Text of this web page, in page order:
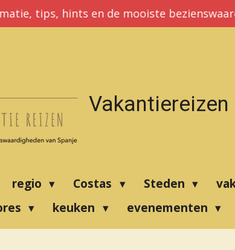
tips, hints en de mooiste
Vakantiereizen
regio Costas Steden
keuken evenementen